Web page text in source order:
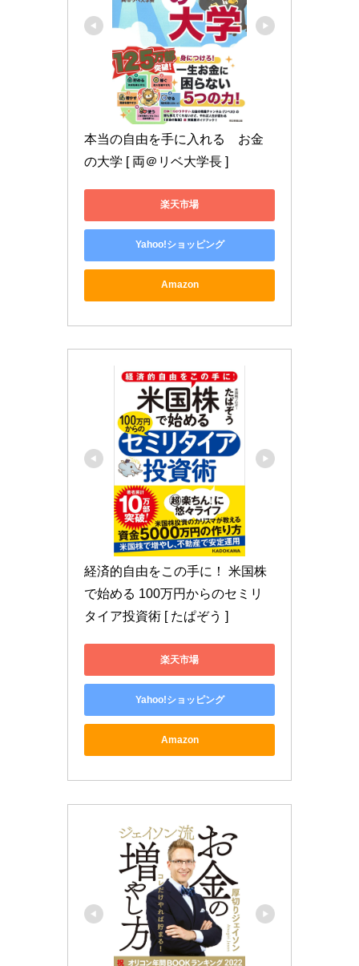
本当の自由を手に入れる　お金
の大学 [ 両＠リベ大学長 ]
楽天市場
Yahoo!ショッピング
Amazon
経済的自由をこの手に！ 米国株
で始める 100万円からのセミリ
タイア投資術 [ たぱぞう ]
楽天市場
Yahoo!ショッピング
Amazon